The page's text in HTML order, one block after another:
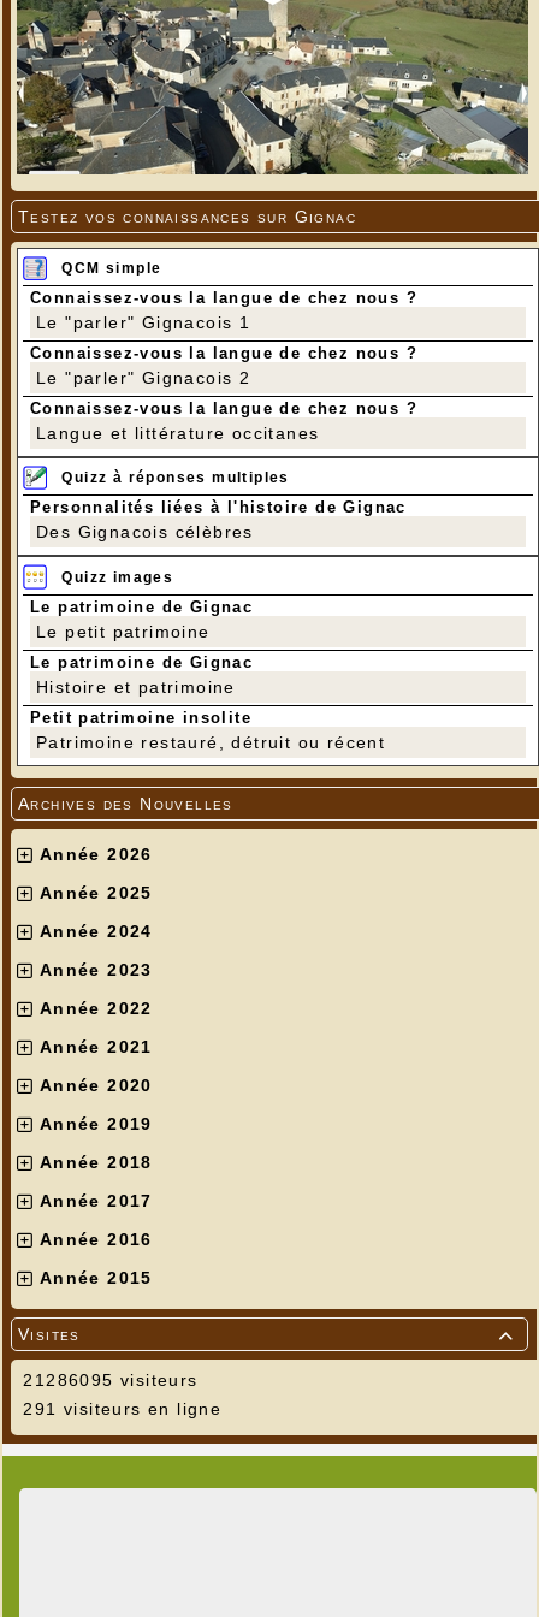
Testez vos connaissances sur Gignac
QCM simple
Connaissez-vous la langue de chez nous ?
Le "parler" Gignacois 1
Connaissez-vous la langue de chez nous ?
Le "parler" Gignacois 2
Connaissez-vous la langue de chez nous ?
Langue et littérature occitanes
Quizz à réponses multiples
Personnalités liées à l'histoire de Gignac
Des Gignacois célèbres
Quizz images
Le patrimoine de Gignac
Le petit patrimoine
Le patrimoine de Gignac
Histoire et patrimoine
Petit patrimoine insolite
Patrimoine restauré, détruit ou récent
Archives des Nouvelles
Année 2026
Année 2025
Année 2024
Année 2023
Année 2022
Année 2021
Année 2020
Année 2019
Année 2018
Année 2017
Année 2016
Année 2015

Visites
21286095 visiteurs
291 visiteurs en ligne